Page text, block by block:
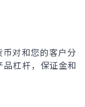
对和您的客户分
杠杆，保证金和